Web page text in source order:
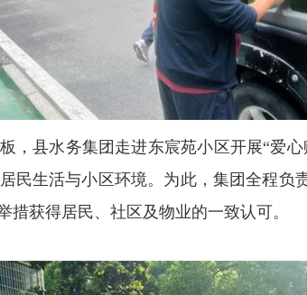
，县水务集团走进东宸苑小区开展“爱
民生活与小区环境。为此，集团全程
获得居民、社区及物业的一致认可。